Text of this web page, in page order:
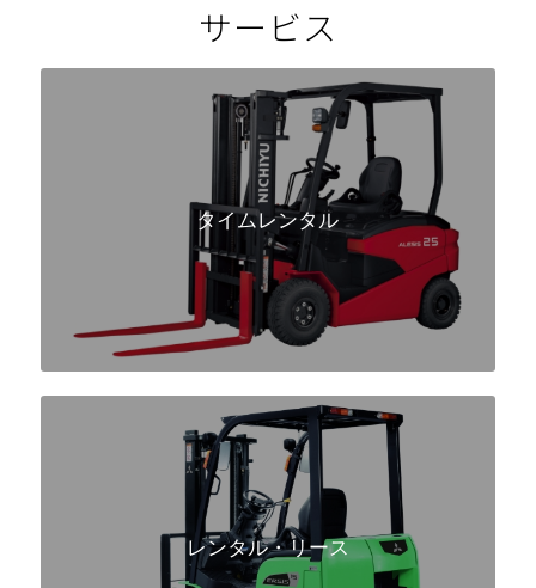
サービス
タイムレンタル
レンタル・リース